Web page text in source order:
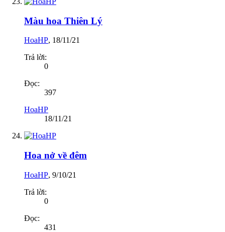
Màu hoa Thiên Lý
HoaHP, 18/11/21
Trả lời:
0
Đọc:
397
HoaHP
18/11/21
Hoa nở về đêm
HoaHP, 9/10/21
Trả lời:
0
Đọc:
431